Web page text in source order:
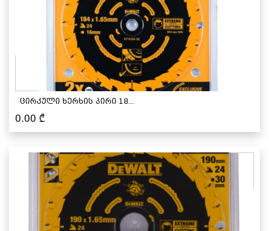
ცირკული ხერხის პირი 18...
0.00 ₾